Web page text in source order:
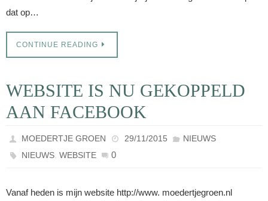
dat op…
CONTINUE READING
WEBSITE IS NU GEKOPPELD
AAN FACEBOOK
MOEDERTJE GROEN 29/11/2015
NIEUWS
NIEUWS,WEBSITE 0
Vanaf heden is mijn website http://www. moedertjegroen.nl